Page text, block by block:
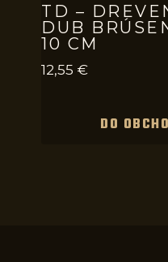
TD –
DUB
10 CM
12,55 €
DO